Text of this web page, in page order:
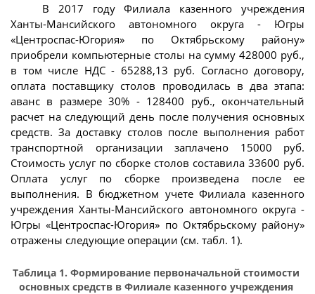
В 2017 году Филиала казенного учреждения
Ханты-Мансийского автономного округа - Югры
«Центроспас-Югория» по Октябрьскому району»
приобрели компьютерные столы на сумму 428000 руб.,
в том числе НДС - 65288,13 руб. Согласно договору,
оплата поставщику столов проводилась в два этапа:
аванс в размере 30% - 128400 руб., окончательный
расчет на следующий день после получения основных
средств. За доставку столов после выполнения работ
транспортной организации заплачено 15000 руб.
Стоимость услуг по сборке столов составила 33600 руб.
Оплата услуг по сборке произведена после ее
выполнения. В бюджетном учете Филиала казенного
учреждения Ханты-Мансийского автономного округа -
Югры «Центроспас-Югория» по Октябрьскому району»
отражены следующие операции (см. табл. 1).
Таблица 1. Формирование первоначальной стоимости
основных средств в Филиале казенного учреждения